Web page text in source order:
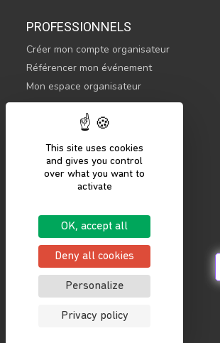
This site uses cookies
and gives you control
over what you want to
activate
OK, accept all
Deny all cookies
Personalize
Privacy policy
PROFESSIONNELS
Créer mon compte organisateur
Référencer mon événement
Mon espace organisateur
CONTACTEZ-NOUS
COMMENCER
Se connecter
Mentions légales
Politique de confidentialité